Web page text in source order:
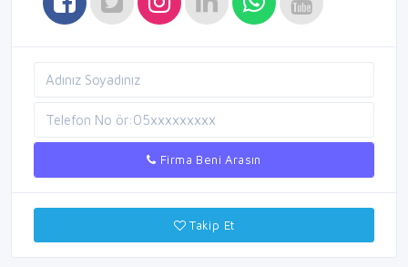
Firma Beni Arasın
Takip Et